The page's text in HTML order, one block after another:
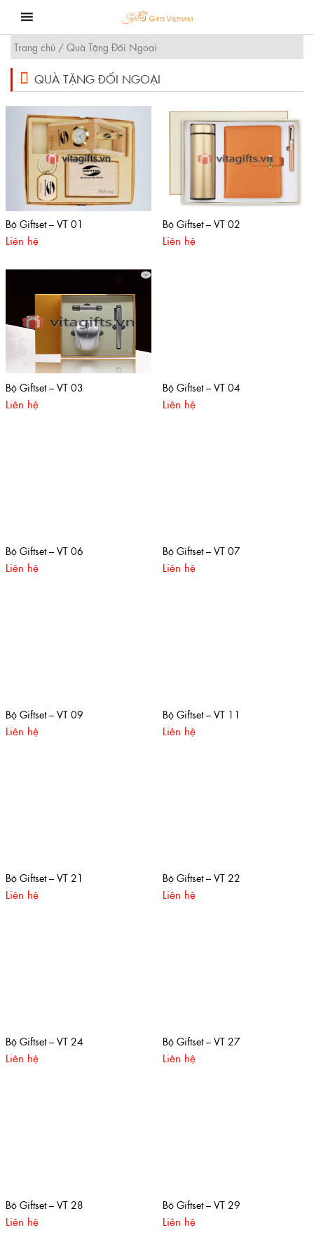
content
Trang chủ / Quà Tặng Đối Ngoại
QUÀ TẶNG ĐỐI NGOẠI
Bộ Giftset – VT 01
Liên hệ
Bộ Giftset – VT 02
Liên hệ
Bộ Giftset – VT 03
Liên hệ
Bộ Giftset – VT 04
Liên hệ
Bộ Giftset – VT 06
Liên hệ
Bộ Giftset – VT 07
Liên hệ
Bộ Giftset – VT 09
Liên hệ
Bộ Giftset – VT 11
Liên hệ
Bộ Giftset – VT 21
Liên hệ
Bộ Giftset – VT 22
Liên hệ
Bộ Giftset – VT 24
Liên hệ
Bộ Giftset – VT 27
Liên hệ
Bộ Giftset – VT 28
Liên hệ
Bộ Giftset – VT 29
Liên hệ